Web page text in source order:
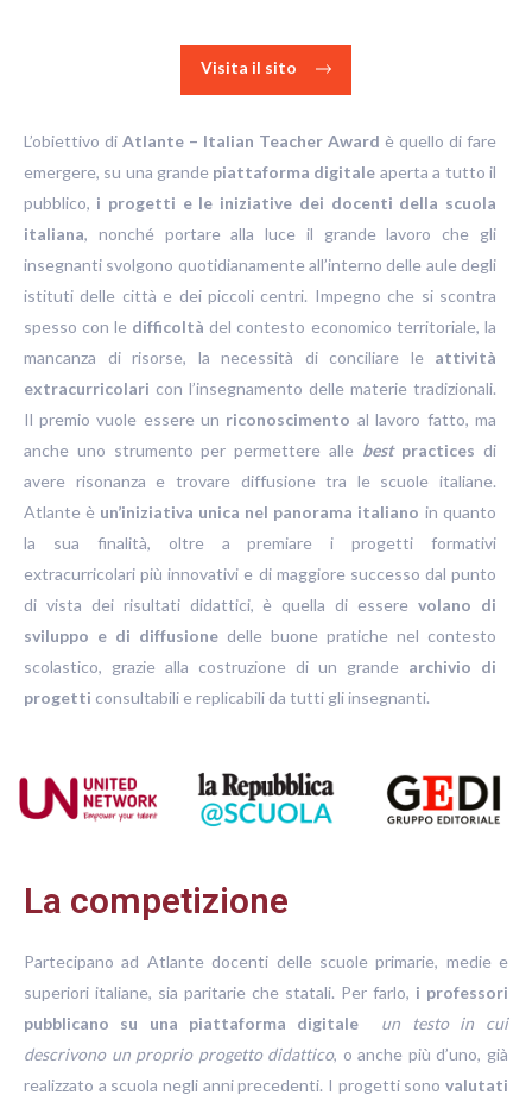
Visita il sito
L’obiettivo di Atlante – Italian Teacher Award è quello di fare
emergere, su una grande piattaforma digitale aperta a tutto il
pubblico, i progetti e le iniziative dei docenti della scuola
italiana, nonché portare alla luce il grande lavoro che gli
insegnanti svolgono quotidianamente all’interno delle aule degli
istituti delle città e dei piccoli centri. Impegno che si scontra
spesso con le difficoltà del contesto economico territoriale, la
mancanza di risorse, la necessità di conciliare le attività
extracurricolari con l’insegnamento delle materie tradizionali.
Il premio vuole essere un riconoscimento al lavoro fatto, ma
anche uno strumento per permettere alle bestpractices di
avere risonanza e trovare diffusione tra le scuole italiane.
Atlante è un’iniziativa unica nel panorama italiano in quanto
la sua finalità, oltre a premiare i progetti formativi
extracurricolari più innovativi e di maggiore successo dal punto
di vista dei risultati didattici, è quella di essere volano di
sviluppo e di diffusione delle buone pratiche nel contesto
scolastico, grazie alla costruzione di un grande archivio di
progetti consultabili e replicabili da tutti gli insegnanti.
La competizione
Partecipano ad Atlante docenti delle scuole primarie, medie e
superiori italiane, sia paritarie che statali. Per farlo, i professori
pubblicano su una piattaforma digitale
un testo in cui
descrivono un proprio progetto didattico, o anche più d’uno, già
realizzato a scuola negli anni precedenti. I progetti sono valutati